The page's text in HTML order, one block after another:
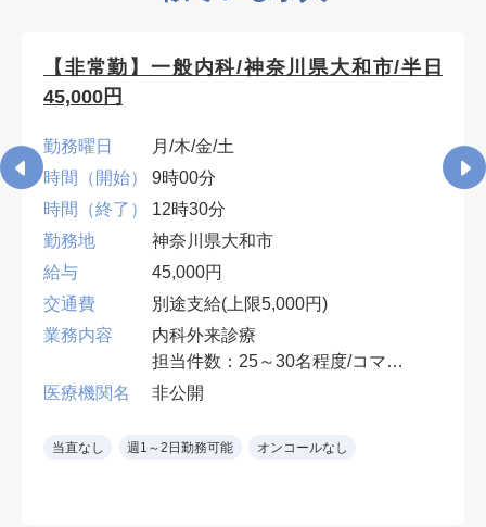
【非常勤】一般内科/神奈川県大和市/半日
45,000円
勤務曜日
月/木/金/土
時間（開始）
9時00分
時間（終了）
12時30分
勤務地
神奈川県大和市
給与
45,000円
交通費
別途支給(上限5,000円)
業務内容
内科外来診療
担当件数：25～30名程度/コマ
3診体制の1診/発熱者診療を含む
医療機関名 非公開
当直なし 週1～2日勤務可能 オンコールなし